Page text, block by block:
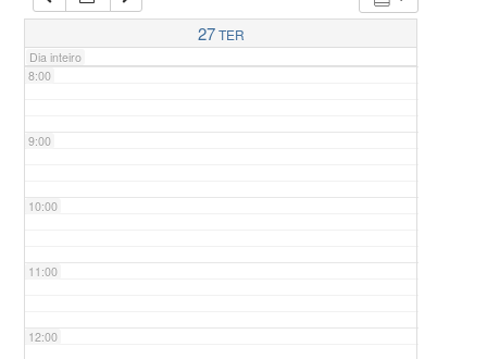
27TER
Dia inteiro
7:00
8:00
9:00
10:00
11:00
12:00